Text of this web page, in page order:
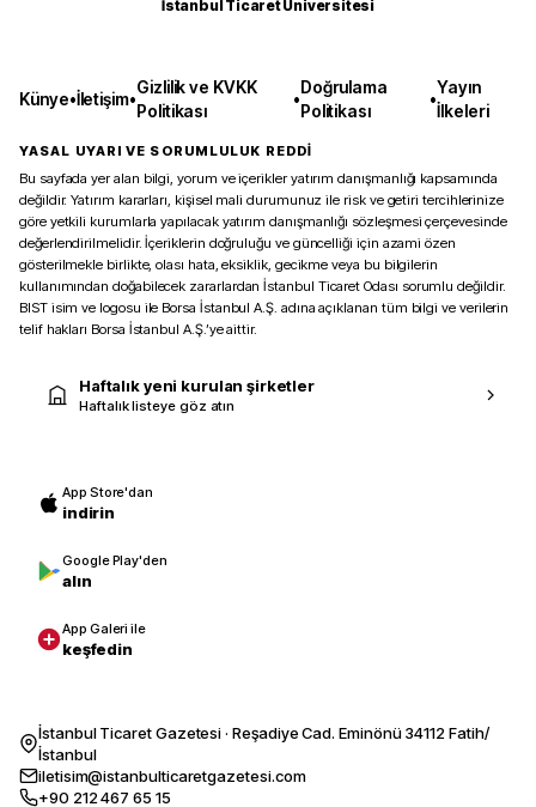
İstanbul Ticaret Üniversitesi
Künye•İletişim•
Gizlilik ve KVKK
Politikası
•
Doğrulama
Politikası
•
Yayın
İlkeleri
YASAL UYARI VE SORUMLULUK REDDİ
Bu sayfada yer alan bilgi, yorum ve içerikler yatırım danışmanlığı kapsamında
değildir. Yatırım kararları, kişisel mali durumunuz ile risk ve getiri tercihlerinize
göre yetkili kurumlarla yapılacak yatırım danışmanlığı sözleşmesi çerçevesinde
değerlendirilmelidir. İçeriklerin doğruluğu ve güncelliği için azami özen
gösterilmekle birlikte, olası hata, eksiklik, gecikme veya bu bilgilerin
kullanımından doğabilecek zararlardan İstanbul Ticaret Odası sorumlu değildir.
BIST isim ve logosu ile Borsa İstanbul A.Ş. adına açıklanan tüm bilgi ve verilerin
telif hakları Borsa İstanbul A.Ş.’ye aittir.
Haftalık yeni kurulan şirketler
Haftalık listeye göz atın
App Store'dan
indirin
Google Play'den
alın
App Galeri ile
keşfedin
İstanbul Ticaret Gazetesi · Reşadiye Cad. Eminönü 34112 Fatih/
İstanbul
iletisim@istanbulticaretgazetesi.com
+90 212 467 65 15